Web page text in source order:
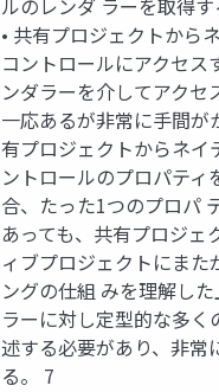
ルのレンダ ラーを取得す
• 共有プロジェクトから
コントロールにアクセス
ンダラーを介してアクセ
一応あるが非常に手間が
有プロジェクトからネイ
ントロールのプロパティ
合、たった1つのプロパ
あっても、共有プロジェ
ィブプロジェクトにまた
ングの仕組 みを理解し
ラーに対し定型的な多く
述する必要があり、非常
る。 7